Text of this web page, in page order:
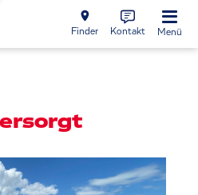
Finder Kontakt Menü